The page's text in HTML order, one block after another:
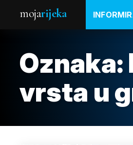
mojarijeka
Oznaka:
vrsta u